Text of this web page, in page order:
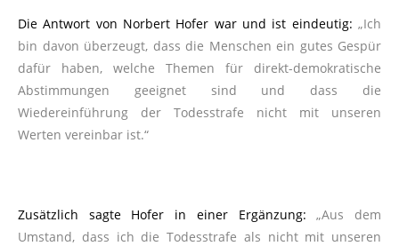
Die Antwort von Norbert Hofer war und ist eindeutig: „Ich
bin davon überzeugt, dass die Menschen ein gutes Gespür
dafür haben, welche Themen für direkt-demokratische
Abstimmungen geeignet sind und dass die
Wiedereinführung der Todesstrafe nicht mit unseren
Werten vereinbar ist.“
Zusätzlich sagte Hofer in einer Ergänzung:„Aus dem
Umstand, dass ich die Todesstrafe als nicht mit unseren